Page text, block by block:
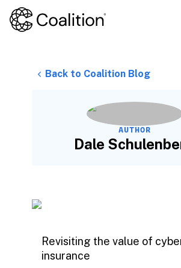
Back to Coalition Blog
AUTHOR
Dale
Revisiting the value of
insurance